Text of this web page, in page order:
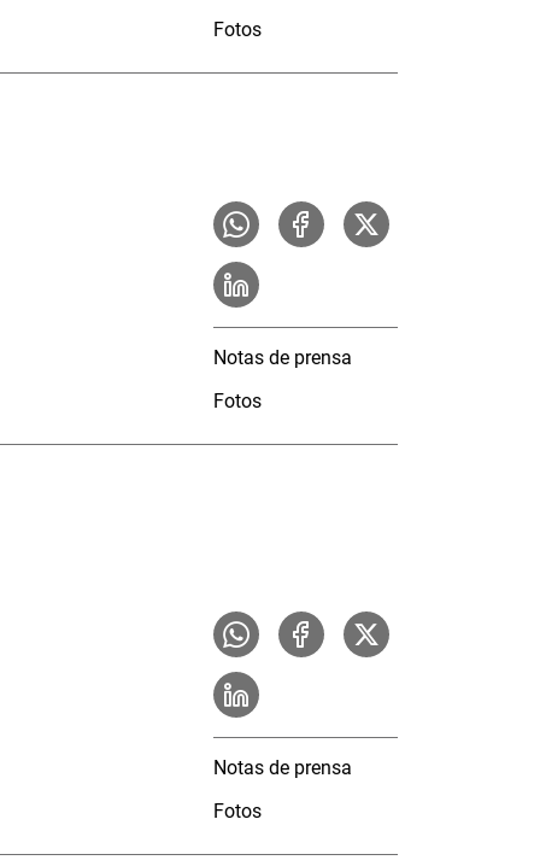
Fotos
Notas de prensa
Fotos
Notas de prensa
Fotos